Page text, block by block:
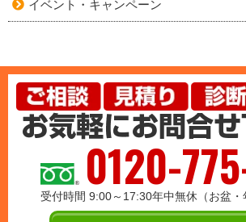
イベント・キャンペーン
0120-
受付時間 9:00～17:30年中無休（お盆・